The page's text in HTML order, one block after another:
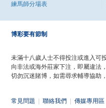
練馬師分場表
博彩要有節制
未滿十八歲人士不得投注或進入可
向非法或海外莊家下注，即屬違法
切勿沉迷賭博，如需尋求輔導協助
常見問題 聯絡我們 傳媒專用區